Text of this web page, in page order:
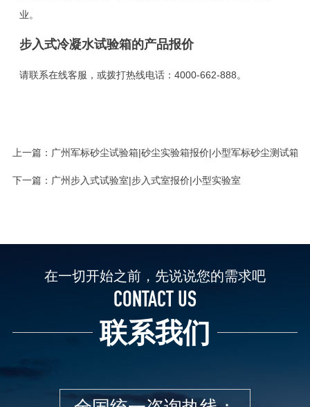
业。
步入式冷凝水试验箱的产品报价
请联系在线客服，或拨打热线电话：4000-662-888。
上一篇： 广州军标砂尘试验箱|砂尘实验箱报价|小型军标砂尘测试箱
下一篇： 广州步入式试验室|步入式室报价|小型实验室
在一切开始之前，先说说您的需求吧
CONTACT US
联系我们